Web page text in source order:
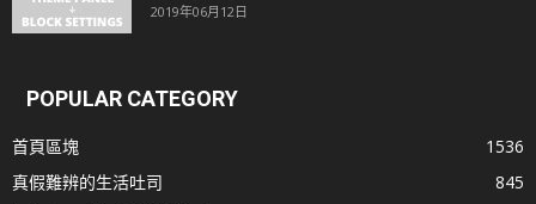
2019年06月12日
POPULAR CATEGORY
首頁區塊
1536
真假難辨的生活吐司
845